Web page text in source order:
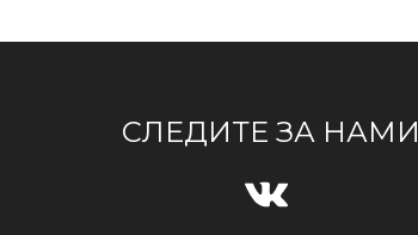
СЛЕДИТЕ ЗА НАМИ